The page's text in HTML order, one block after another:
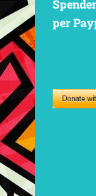
per